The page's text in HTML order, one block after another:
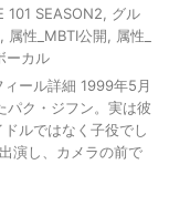
101 SEASON2
グル
属性_MBTI公開
属性_
ーカル
ール詳細 1999年5月
パク・ジフン。実は彼
ルではなく子役でし
演し、カメラの前で